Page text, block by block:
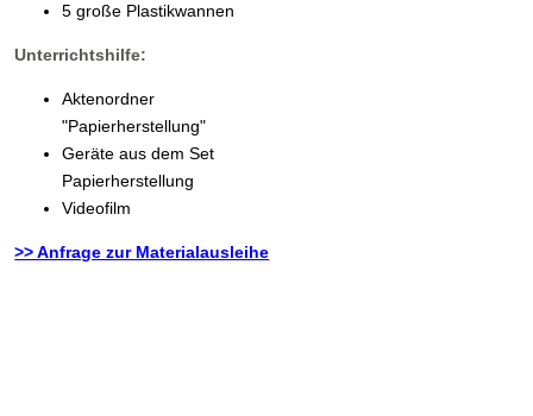
5 große Plastikwannen
Unterrichtshilfe:
Aktenordner
"Papierherstellung"
Geräte aus dem Set
Papierherstellung
Videofilm
>> Anfrage zur Materialausleihe